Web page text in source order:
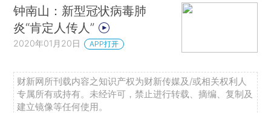
钟南山：新型冠状病毒肺
炎“肯定人传人”
2020年01月20日 APP打开
财新网所刊载内容之知识产权为财新传媒及/或相关权利人
专属所有或持有。未经许可，禁止进行转载、摘编、复制及
建立镜像等任何使用。